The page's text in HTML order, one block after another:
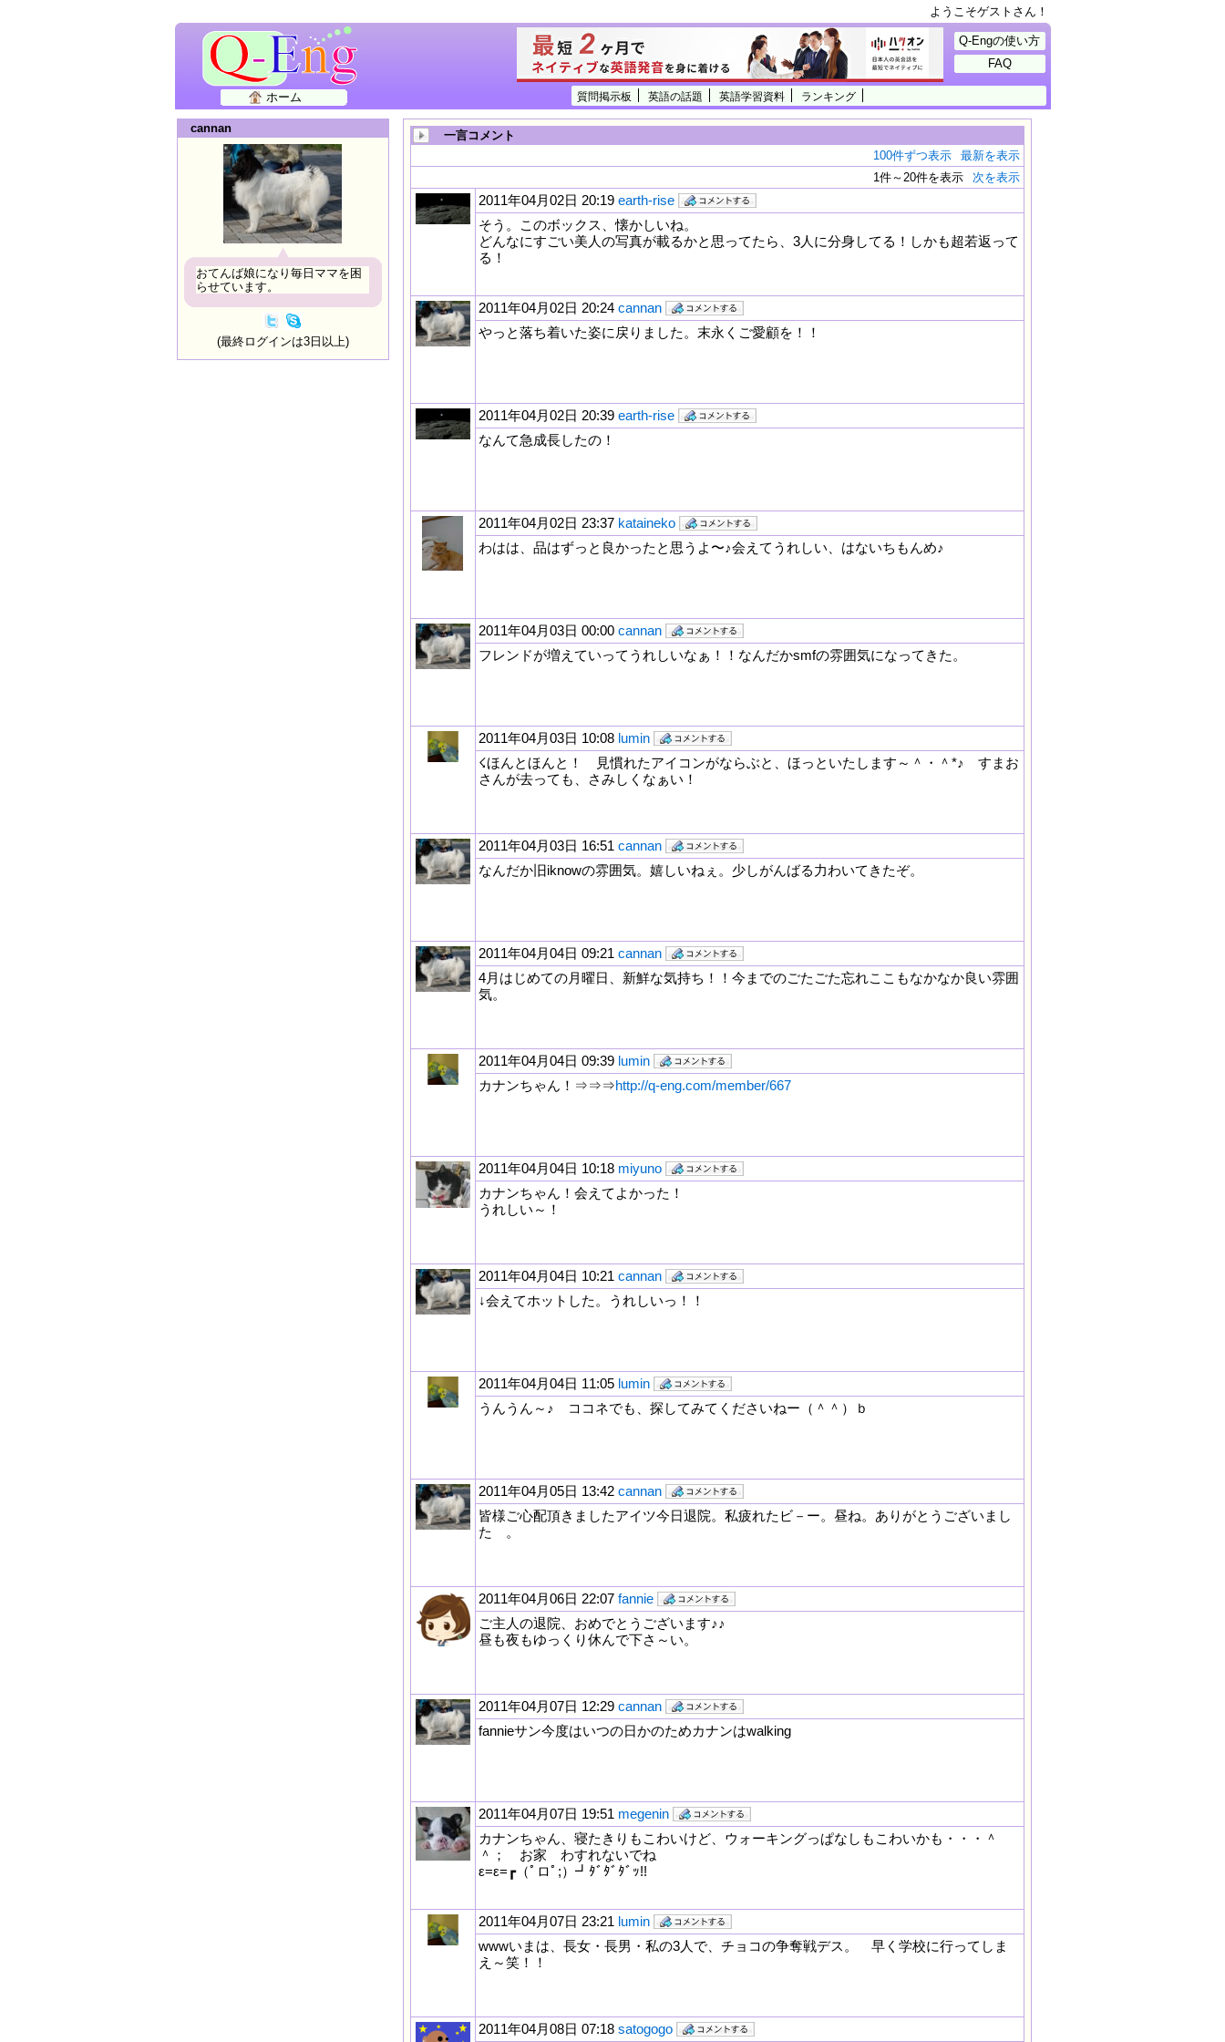
ようこそゲストさん！
質問掲示板 英語の話題 英語学習資料 ランキング
ホーム
Q-Engの使い方
FAQ
cannan
おてんば娘になり毎日ママを困
らせています。
(最終ログインは3日以上)
一言コメント
100件ずつ表示
最新を表示
1件～20件を表示
次を表示
2011年04月02日 20:19 earth-rise
そう。このボックス、懐かしいね。
どんなにすごい美人の写真が載るかと思ってたら、3人に分身してる！しかも超若返って
る！
2011年04月02日 20:24 cannan
やっと落ち着いた姿に戻りました。末永くご愛顧を！！
2011年04月02日 20:39 earth-rise
なんて急成長したの！
2011年04月02日 23:37 kataineko
わはは、品はずっと良かったと思うよ〜♪会えてうれしい、はないちもんめ♪
2011年04月03日 00:00 cannan
フレンドが増えていってうれしいなぁ！！なんだかsmfの雰囲気になってきた。
2011年04月03日 10:08 lumin
☇ほんとほんと！ 見慣れたアイコンがならぶと、ほっといたします～＾・＾*♪ すまお
さんが去っても、さみしくなぁい！
2011年04月03日 16:51 cannan
なんだか旧iknowの雰囲気。嬉しいねぇ。少しがんばる力わいてきたぞ。
2011年04月04日 09:21 cannan
4月はじめての月曜日、新鮮な気持ち！！今までのごたごた忘れここもなかなか良い雰囲
気。
2011年04月04日 09:39 lumin
カナンちゃん！⇒⇒⇒http://q-eng.com/member/667
2011年04月04日 10:18 miyuno
カナンちゃん！会えてよかった！
うれしい～！
2011年04月04日 10:21 cannan
↓会えてホットした。うれしいっ！！
2011年04月04日 11:05 lumin
うんうん～♪ ココネでも、探してみてくださいねー（＾＾）ｂ
2011年04月05日 13:42 cannan
皆様ご心配頂きましたアイツ今日退院。私疲れたビ－ー。昼ね。ありがとうございまし
た 。
2011年04月06日 22:07 fannie
ご主人の退院、おめでとうございます♪♪
昼も夜もゆっくり休んで下さ～い。
2011年04月07日 12:29 cannan
fannieサン今度はいつの日かのためカナンはwalking
2011年04月07日 19:51 megenin
カナンちゃん、寝たきりもこわいけど、ウォーキングっぱなしもこわいかも・・・＾
＾； お家 わすれないでね
ε=ε=┏（ﾟロﾟ;）┛ﾀﾞﾀﾞﾀﾞｯ!!
2011年04月07日 23:21 lumin
wwwいまは、長女・長男・私の3人で、チョコの争奪戦デス。 早く学校に行ってしま
え～笑！！
2011年04月08日 07:18 satogogo